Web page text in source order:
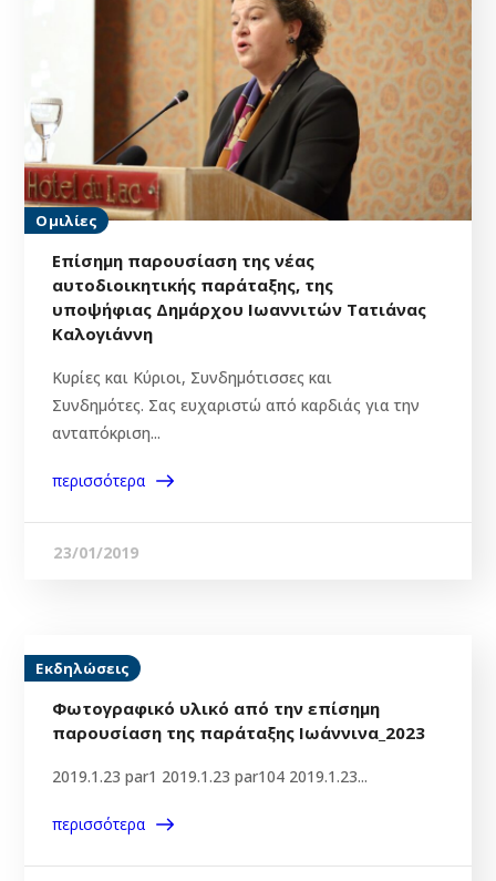
Ομιλίες
Επίσημη παρουσίαση της νέας
αυτοδιοικητικής παράταξης, της
υποψήφιας Δημάρχου Ιωαννιτών Τατιάνας
Καλογιάννη
Κυρίες και Κύριοι, Συνδημότισσες και
Συνδημότες. Σας ευχαριστώ από καρδιάς για την
ανταπόκριση...
περισσότερα
23/01/2019
Εκδηλώσεις
Φωτογραφικό υλικό από την επίσημη
παρουσίαση της παράταξης Ιωάννινα_2023
2019.1.23 par1 2019.1.23 par104 2019.1.23...
περισσότερα